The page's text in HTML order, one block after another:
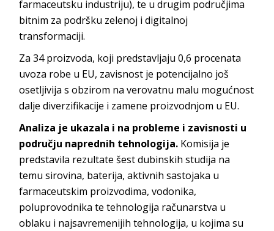
farmaceutsku industriju), te u drugim područjima
bitnim za podršku zelenoj i digitalnoj
transformaciji.
Za 34 proizvoda, koji predstavljaju 0,6 procenata
uvoza robe u EU, zavisnost je potencijalno još
osetljivija s obzirom na verovatnu malu mogućnost
dalje diverzifikacije i zamene proizvodnjom u EU.
Analiza je ukazala i na probleme i zavisnosti u
području naprednih tehnologija. Komisija je
predstavila rezultate šest dubinskih studija na
temu sirovina, baterija, aktivnih sastojaka u
farmaceutskim proizvodima, vodonika,
poluprovodnika te tehnologija računarstva u
oblaku i najsavremenijih tehnologija, u kojima su